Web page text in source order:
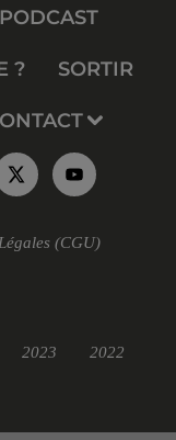
PODCAST
? SORTIR
(CGU)
2023 2022